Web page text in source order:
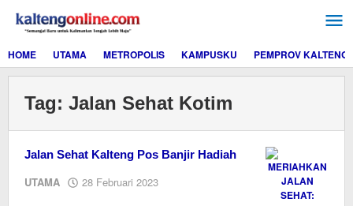
konten
HOME
UTAMA METROPOLIS KAMPUSKU PEMPROV KALTENG
Tag: Jalan Sehat Kotim
Jalan Sehat Kalteng Pos Banjir Hadiah
UTAMA 28 Februari 2023